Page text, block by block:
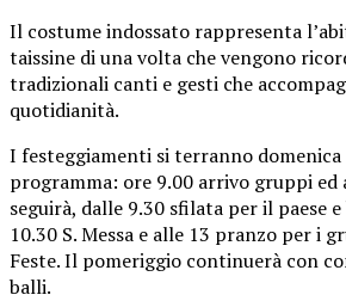
Il costume indossato rappresenta
taissine di una volta che vengono
tradizionali canti e gesti che
quotidianità.
I festeggiamenti si terranno
programma: ore 9.00 arrivo gruppi ed
seguirà, dalle 9.30 sfilata per il paese
10.30 S. Messa e alle 13 pranzo per i
Feste. Il pomeriggio continuerà con
balli.